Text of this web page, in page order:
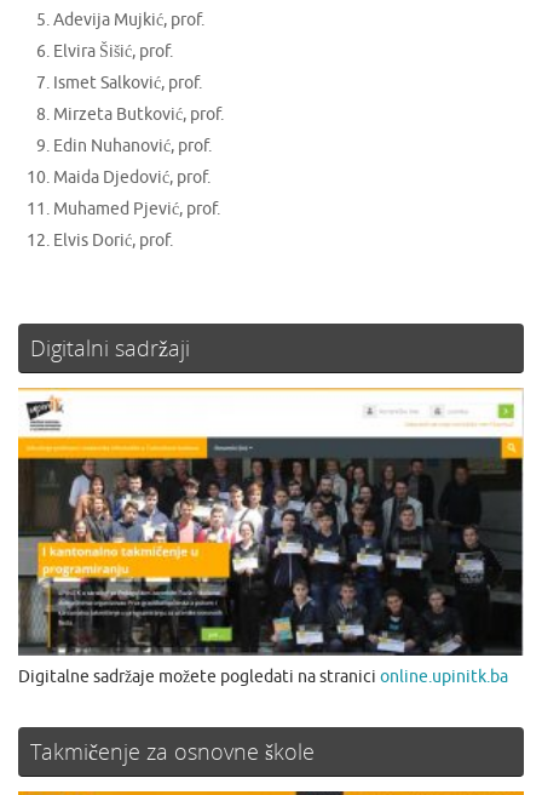
Adevija Mujkić, prof.
Elvira Šišić, prof.
Ismet Salković, prof.
Mirzeta Butković, prof.
Edin Nuhanović, prof.
Maida Djedović, prof.
Muhamed Pjević, prof.
Elvis Dorić, prof.
Digitalni sadržaji
Digitalne sadržaje možete pogledati na stranici online.upinitk.ba
Takmičenje za osnovne škole